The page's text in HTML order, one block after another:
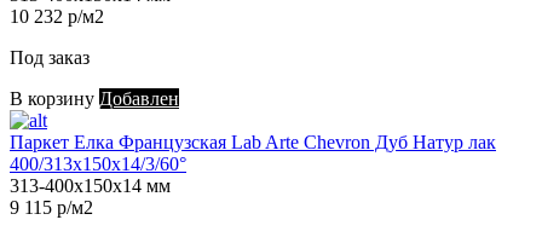
10 232 р/м2
Под заказ
В корзину Добавлен
Паркет Елка Французская Lab Arte Chevron Дуб Натур лак
400/313х150х14/3/60°
313-400х150х14 мм
9 115 р/м2